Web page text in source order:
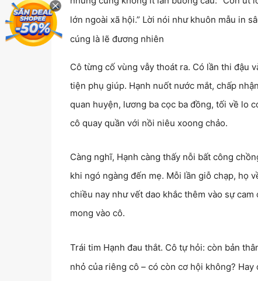
lớn ngoài xã hội.” Lời nói như khuôn mẫu in
cúng là lẽ đương nhiên
Cô từng cố vùng vẫy thoát ra. Có lần thi đậu
tiện phụ giúp. Hạnh nuốt nước mắt, chấp
quan huyện, lương ba cọc ba đồng, tối về lo
cô quay quần với nồi niêu xoong chảo.
Càng nghĩ, Hạnh càng thấy nỗi bất công
khi ngó ngàng đến mẹ. Mỗi lần giỗ chạp, họ
chiều nay như vết dao khắc thêm vào sự
mong vào cô.
Trái tim Hạnh đau thắt. Cô tự hỏi: còn bản
nhỏ của riêng cô – có còn cơ hội không?